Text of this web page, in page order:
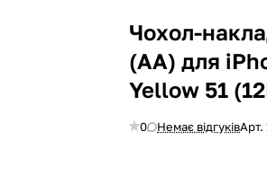
Чохол-
(AA) для
Yellow 51
0 Немає відгуківАрт.